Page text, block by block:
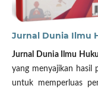
Jurnal Dunia Ilmu
Jurnal Dunia Ilmu
yang menyajikan hasil
untuk memperluas